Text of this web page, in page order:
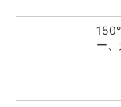
ー